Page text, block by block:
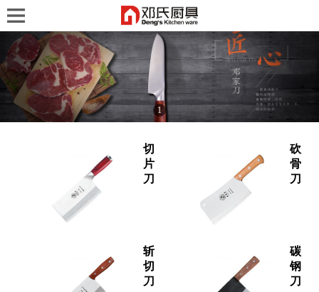
1
切
片
刀
斩
切
刀
砍
骨
刀
碳
钢
刀